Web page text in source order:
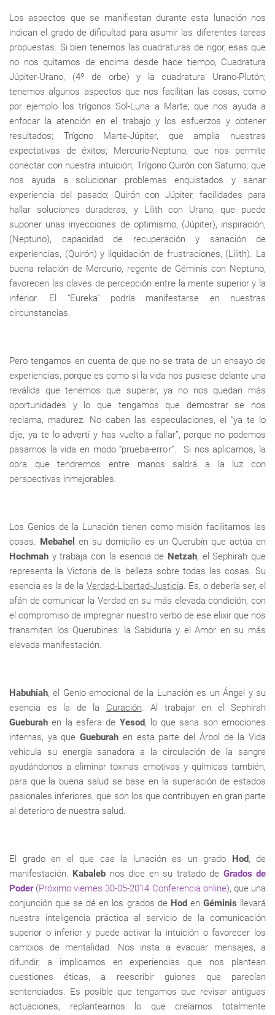
Los aspectos que se manifiestan durante esta lunación nos
indican el grado de dificultad para asumir las diferentes tareas
propuestas. Si bien tenemos las cuadraturas de rigor, esas que
no nos quitamos de encima desde hace tiempo, Cuadratura
Júpiter-Urano, (4º de orbe) y la cuadratura Urano-Plutón;
tenemos algunos aspectos que nos facilitan las cosas, como
por ejemplo los trígonos Sol-Luna a Marte; que nos ayuda a
enfocar la atención en el trabajo y los esfuerzos y obtener
resultados; Trígono Marte-Júpiter, que amplia nuestras
expectativas de éxitos; Mercurio-Neptuno; que nos permite
conectar con nuestra intuición; Trígono Quirón con Saturno; que
nos ayuda a solucionar problemas enquistados y sanar
experiencia del pasado; Quirón con Júpiter, facilidades para
hallar soluciones duraderas; y Lilith con Urano, que puede
suponer unas inyecciones de optimismo, (Júpiter), inspiración,
(Neptuno), capacidad de recuperación y sanación de
experiencias, (Quirón) y liquidación de frustraciones, (Lilith). La
buena relación de Mercurio, regente de Géminis con Neptuno,
favorecen las claves de percepción entre la mente superior y la
inferior. El “Eureka” podría manifestarse en nuestras
circunstancias.
Pero tengamos en cuenta de que no se trata de un ensayo de
experiencias, porque es como si la vida nos pusiese delante una
reválida que tenemos que superar, ya no nos quedan más
oportunidades y lo que tengamos que demostrar se nos
reclama, madurez. No caben las especulaciones, el “ya te lo
dije, ya te lo advertí y has vuelto a fallar”, porque no podemos
pasarnos la vida en modo “prueba-error”. Si nos aplicamos, la
obra que tendremos entre manos saldrá a la luz con
perspectivas inmejorables.
Los Genios de la Lunación tienen como misión facilitarnos las
cosas. Mebahelen su domicilio es un Querubín que actúa en
Hochmah y trabaja con la esencia de Netzah, el Sephirah que
representa la Victoria de la belleza sobre todas las cosas. Su
esencia es la de la Verdad-Libertad-Justicia. Es, o debería ser, el
afán de comunicar la Verdad en su más elevada condición, con
el compromiso de impregnar nuestro verbo de ese elixir que nos
transmiten los Querubines: la Sabiduría y el Amor en su más
elevada manifestación.
Habuhiah, el Genio emocional de la Lunación es un Ángel y su
esencia es la de la Curación. Al trabajar en el Sephirah
Gueburahen la esfera de Yesod, lo que sana son emociones
internas, ya queGueburah en esta parte del Árbol de la Vida
vehicula su energía sanadora a la circulación de la sangre
ayudándonos a eliminar toxinas emotivas y químicas también,
para que la buena salud se base en la superación de estados
pasionales inferiores, que son los que contribuyen en gran parte
al deterioro de nuestra salud.
El grado en el que cae la lunación es un grado Hod, de
manifestación. Kabaleb nos dice en su tratado de Grados de
Poder(Próximo viernes 30-05-2014 Conferencia online), que una
conjunción que se dé en los grados de Hod en Géminis llevará
nuestra inteligencia práctica al servicio de la comunicación
superior o inferior y puede activar la intuición o favorecer los
cambios de mentalidad. Nos insta a evacuar mensajes, a
difundir, a implicarnos en experiencias que nos plantean
cuestiones éticas, a reescribir guiones que parecían
sentenciados. Es posible que tengamos que revisar antiguas
actuaciones, replantearnos lo que creíamos totalmente